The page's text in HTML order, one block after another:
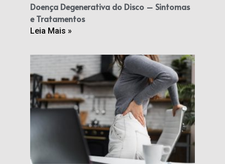
Doença Degenerativa do Disco – Sintomas
e Tratamentos
Leia Mais »